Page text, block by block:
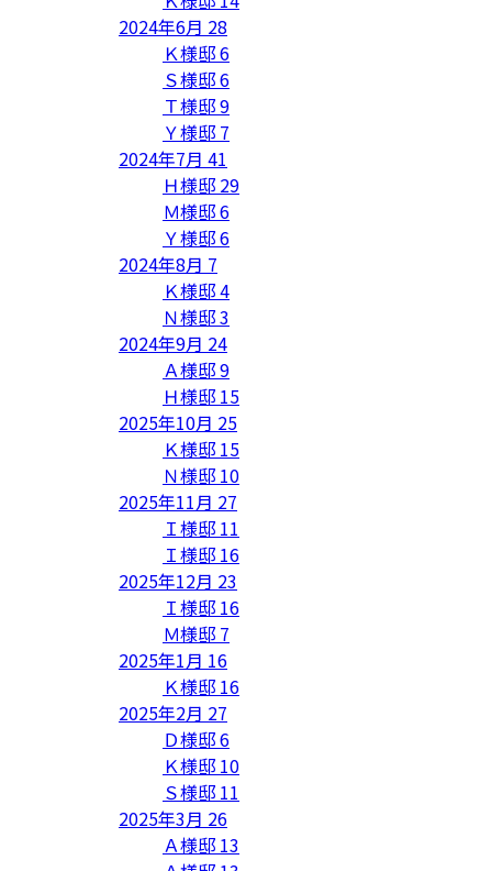
2024年6月 28
Ｋ様邸6
Ｓ様邸6
Ｔ様邸9
Ｙ様邸 7
2024年7月 41
Ｈ様邸 29
Ｍ様邸6
Ｙ様邸6
2024年8月 7
Ｋ様邸4
Ｎ様邸3
2024年9月 24
Ａ様邸9
Ｈ様邸 15
2025年10月 25
Ｋ様邸 15
Ｎ様邸 10
2025年11月 27
Ｉ様邸 11
Ｉ様邸 16
2025年12月 23
Ｉ様邸 16
Ｍ様邸 7
2025年1月 16
Ｋ様邸 16
2025年2月 27
Ｄ様邸6
Ｋ様邸 10
Ｓ様邸 11
2025年3月 26
Ａ様邸 13